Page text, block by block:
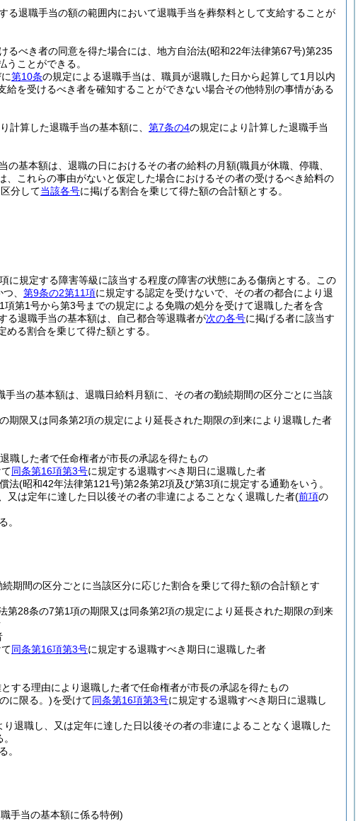
退職手当の額の範囲内において退職手当を葬祭料として支給することが
るべき者の同意を得た場合には、地方自治法(昭和22年法律第67号)第235
ことができる。
第10条の規定による退職手当は、職員が退職した日から起算して1月以内
を受けるべき者を確知することができない場合その他特別の事情がある
計算した退職手当の基本額に、 第7条の4の規定により計算した退職手当
の基本額は、退職の日におけるその者の給料の月額(職員が休職、停職、
これらの事由がないと仮定した場合におけるその者の受けるべき給料の
分して当該各号に掲げる割合を乗じて得た額の合計額とする。
に規定する障害等級に該当する程度の障害の状態にある傷病とする。この
、 第9条の2第11項に規定する認定を受けないで、その者の都合により退
第1号から第3号までの規定による免職の処分を受けて退職した者を含
る退職手当の基本額は、自己都合等退職者が次の各号に掲げる者に該当す
める割合を乗じて得た額とする。
当の基本額は、退職日給料月額に、その者の勤続期間の区分ごとに当該
期限又は同条第2項の規定により延長された期限の到来により退職した者
職した者で任命権者が市長の承認を得たもの
同条第16項第3号に規定する退職すべき期日に退職した者
法(昭和42年法律第121号)第2条第2項及び第3項に規定する通勤をいう。
又は定年に達した日以後その者の非違によることなく退職した者(前項の
。
期間の区分ごとに当該区分に応じた割合を乗じて得た額の合計額とす
第28条の7第1項の期限又は同条第2項の規定により延長された期限の到来
同条第16項第3号に規定する退職すべき期日に退職した者
する理由により退職した者で任命権者が市長の承認を得たもの
に限る。)を受けて同条第16項第3号に規定する退職すべき期日に退職し
退職し、又は定年に達した日以後その者の非違によることなく退職した
。
手当の基本額に係る特例)